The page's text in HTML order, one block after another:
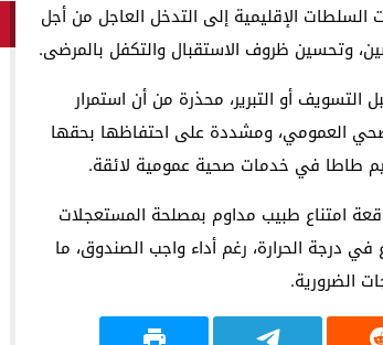
السلطات الإقليمية إلى التدخل العاجل من أجل
وتحسين ظروف الاستقبال والتكفل بالمرضى.
أو التبرير، محذرة من أن استمرار
العمومي، ومشددة على احتفاظها بحقها
طاطا في خدمات صحية عمومية لائقة.
امتناع طبيب مداوم بمصلحة المستعجلات
درجة الحرارة، رغم أداء واجب الصندوق، ما
الضرورية.